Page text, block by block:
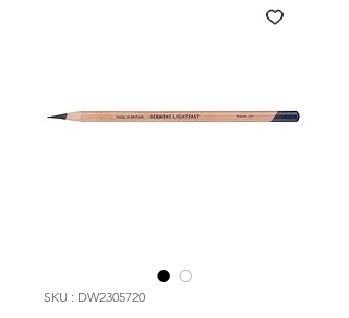
SKU : DW2305720